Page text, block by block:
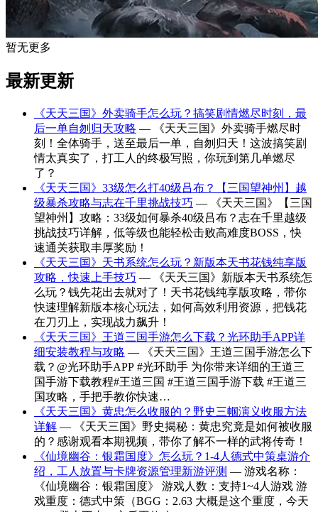
暂无更多
最新更新
《天天三国》外卖骑手怎么玩？搞笑剧情燃尽时刻，最
后一单自刎归天攻略 — 《天天三国》外卖骑手燃尽时
刻！全体骑手，送至最后一单，自刎归天！这波搞笑剧
情太真实了，打工人的终极写照，你玩到第几单燃尽
了？
《天天三国》33级怎么打40级吕布？【三国望神州】越
级暴杀攻略与志在千里挑战技巧 — 《天天三国》【三国
望神州】攻略：33级如何暴杀40级吕布？志在千里越级
挑战技巧详解，低等级也能轻松击败高难度BOSS，快
速通关获取丰厚奖励！
《天天三国》天书系统怎么玩？新版本天书花钱纯享版
攻略，快速上手技巧 — 《天天三国》新版本天书系统怎
么玩？钱先花出去就对了！天书花钱纯享版攻略，带你
快速理解新版本核心玩法，如何高效利用资源，把钱花
在刀刃上，实现战力飙升！
《天天三国》王道三国手游怎么下载？光环助手APP详
细安装教程与攻略 — 《天天三国》王道三国手游怎么下
载？@光环助手APP #光环助手 为你带来详细的王道三
国手游下载教程#王道三国 #王道三国手游下载 #王道三
国攻略，手把手教你快速…
《天天三国》黄忠怎么收服的？野史三帼演义收服方法
详解 — 《天天三国》野史揭秘：黄忠究竟是如何被收服
的？感谢观看本期视频，带你了解不一样的武将传奇！
《仙境幽谷：银霜国度》怎么玩？1-4人德式中策桌游介
绍，工人放置与卡牌资源管理新游评测 — 游戏名称：
《仙境幽谷：银霜国度》 游戏人数：支持1~4人游戏 游
戏重度：德式中策（BGG：2.63 大概是这个重度，今天